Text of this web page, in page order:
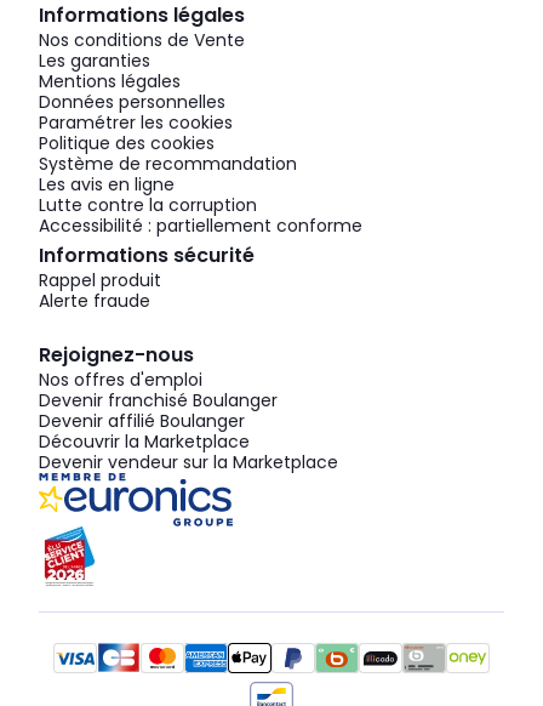
Informations légales
Nos conditions de Vente
Les garanties
Mentions légales
Données personnelles
Paramétrer les cookies
Politique des cookies
Système de recommandation
Les avis en ligne
Lutte contre la corruption
Accessibilité : partiellement conforme
Informations sécurité
Rappel produit
Alerte fraude
Rejoignez-nous
Nos offres d'emploi
Devenir franchisé Boulanger
Devenir affilié Boulanger
Découvrir la Marketplace
Devenir vendeur sur la Marketplace